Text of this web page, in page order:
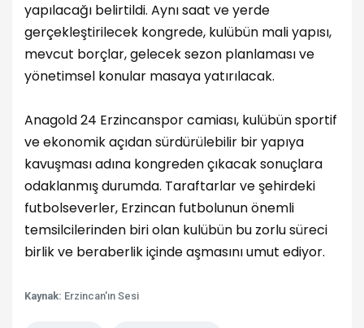
yapılacağı belirtildi. Aynı saat ve yerde
gerçekleştirilecek kongrede, kulübün mali yapısı,
mevcut borçlar, gelecek sezon planlaması ve
yönetimsel konular masaya yatırılacak.
Anagold 24 Erzincanspor camiası, kulübün sportif
ve ekonomik açıdan sürdürülebilir bir yapıya
kavuşması adına kongreden çıkacak sonuçlara
odaklanmış durumda. Taraftarlar ve şehirdeki
futbolseverler, Erzincan futbolunun önemli
temsilcilerinden biri olan kulübün bu zorlu süreci
birlik ve beraberlik içinde aşmasını umut ediyor.
Kaynak: Erzincan'ın Sesi